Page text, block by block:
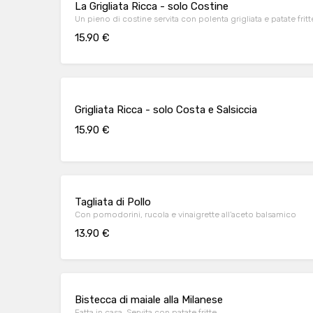
La Grigliata Ricca - solo Costine
Un pieno di costine servita con polenta grigliata e patate
15.90 €
Grigliata Ricca - solo Costa e Salsiccia
15.90 €
Tagliata di Pollo
Con pomodorini, rucola e vinaigrette all’aceto balsamico
13.90 €
Bistecca di maiale alla Milanese